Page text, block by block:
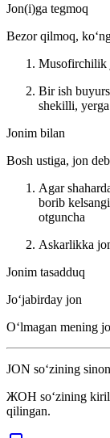
Jon(i)ga tegmoq
Bezor qilmoq,
Musofirchilik
Bir ish
shekilli,
Jonim bilan
Bosh ustiga, jon
Agar
borib
otguncha
Askarlikka
Jonim tasadduq
Joʻjabirday jon
Oʻlmagan mening
JON so‘zining
ЖОН so‘zining
qilingan.